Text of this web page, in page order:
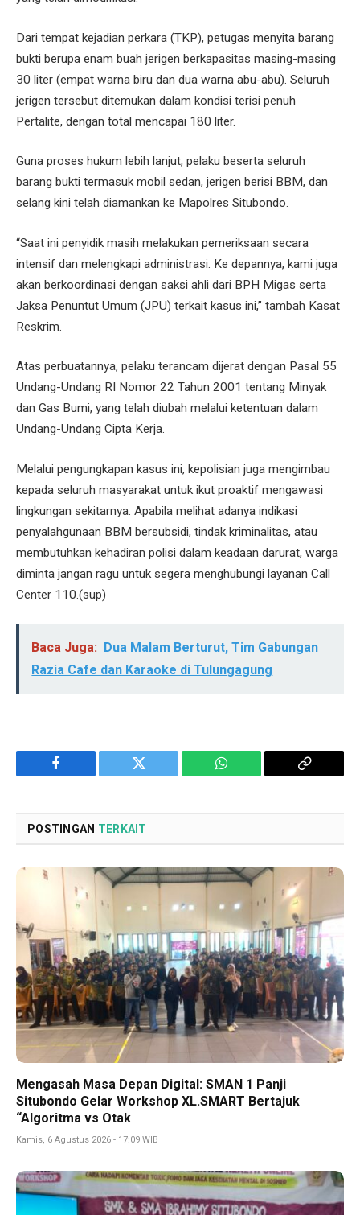
Dari tempat kejadian perkara (TKP), petugas menyita barang
bukti berupa enam buah jerigen berkapasitas masing-masing
30 liter (empat warna biru dan dua warna abu-abu). Seluruh
jerigen tersebut ditemukan dalam kondisi terisi penuh
Pertalite, dengan total mencapai 180 liter.
Guna proses hukum lebih lanjut, pelaku beserta seluruh
barang bukti termasuk mobil sedan, jerigen berisi BBM, dan
selang kini telah diamankan ke Mapolres Situbondo.
“Saat ini penyidik masih melakukan pemeriksaan secara
intensif dan melengkapi administrasi. Ke depannya, kami juga
akan berkoordinasi dengan saksi ahli dari BPH Migas serta
Jaksa Penuntut Umum (JPU) terkait kasus ini,” tambah Kasat
Reskrim.
Atas perbuatannya, pelaku terancam dijerat dengan Pasal 55
Undang-Undang RI Nomor 22 Tahun 2001 tentang Minyak
dan Gas Bumi, yang telah diubah melalui ketentuan dalam
Undang-Undang Cipta Kerja.
Melalui pengungkapan kasus ini, kepolisian juga mengimbau
kepada seluruh masyarakat untuk ikut proaktif mengawasi
lingkungan sekitarnya. Apabila melihat adanya indikasi
penyalahgunaan BBM bersubsidi, tindak kriminalitas, atau
membutuhkan kehadiran polisi dalam keadaan darurat, warga
diminta jangan ragu untuk segera menghubungi layanan Call
Center 110.(sup)
Baca Juga: Dua Malam Berturut, Tim Gabungan
Razia Cafe dan Karaoke di Tulungagung
Facebook Twitter WhatsApp
Copy
POSTINGAN TERKAIT
Mengasah Masa Depan Digital: SMAN 1 Panji
Situbondo Gelar Workshop XL.SMART Bertajuk
“Algoritma vs Otak
Kamis, 6 Agustus 2026 - 17:09 WIB